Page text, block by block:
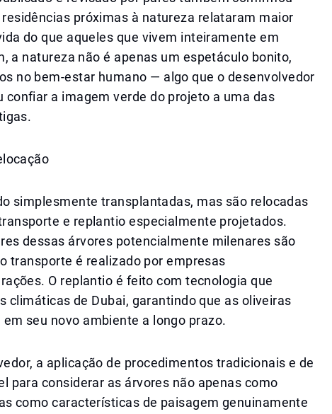
próximas à natureza relataram maior
do que aqueles que vivem inteiramente em
a natureza não é apenas um espetáculo bonito,
no bem-estar humano — algo que o desenvolvedor
confiar a imagem verde do projeto a uma das
simplesmente transplantadas, mas são relocadas
e replantio especialmente projetados.
dessas árvores potencialmente milenares são
transporte é realizado por empresas
O replantio é feito com tecnologia que
climáticas de Dubai, garantindo que as oliveiras
seu novo ambiente a longo prazo.
a aplicação de procedimentos tradicionais e de
para considerar as árvores não apenas como
como características de paisagem genuinamente